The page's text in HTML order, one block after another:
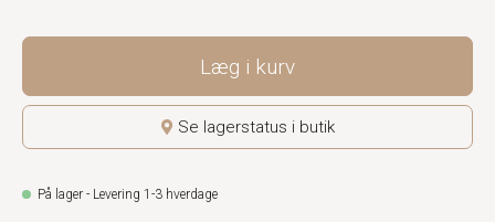
Læg i kurv
Se lagerstatus i butik
På lager - Levering 1-3 hverdage